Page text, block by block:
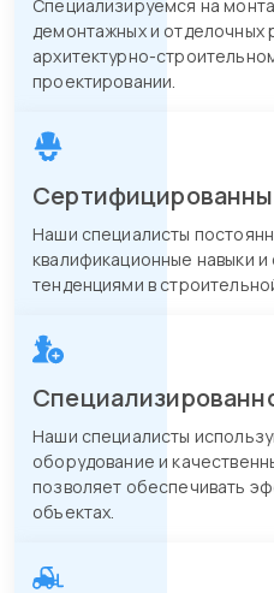
Специализируемся на
демонтажных и отделочных
архитектурно-
проектировании.
Наши специалисты
квалификационные навыки
тенденциями в
Наши специалисты
оборудование и
позволяет обеспечивать
объектах.